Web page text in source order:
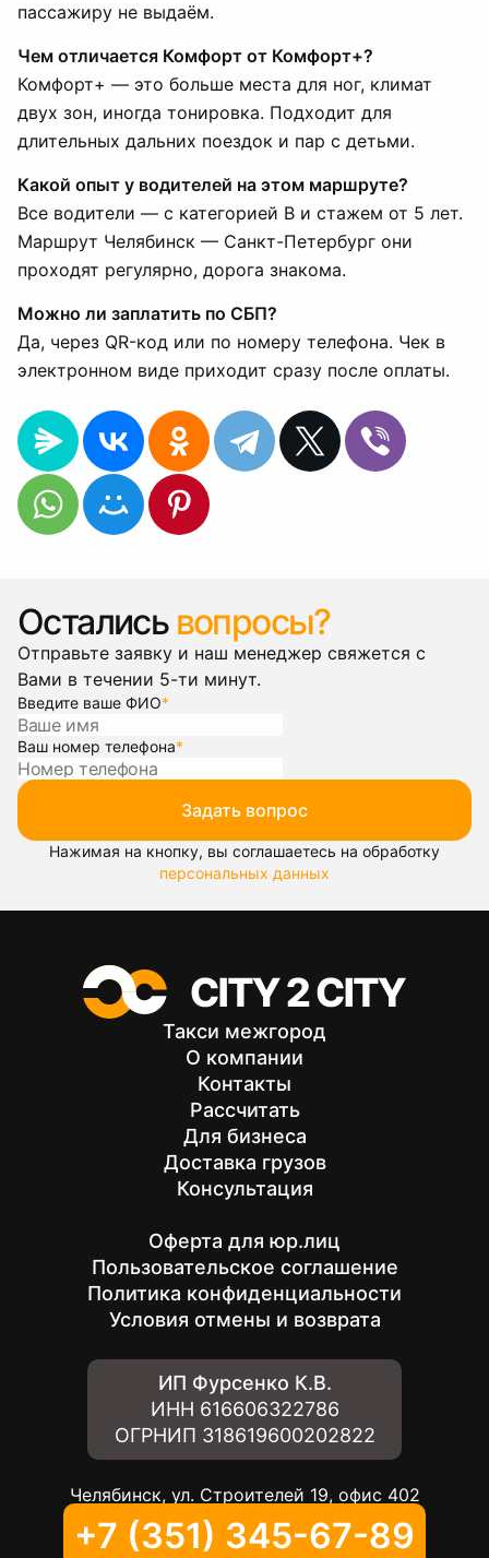
пассажиру не выдаём.
Чем отличается Комфорт от Комфорт+?
Комфорт+ — это больше места для ног, климат
двух зон, иногда тонировка. Подходит для
длительных дальних поездок и пар с детьми.
Какой опыт у водителей на этом маршруте?
Все водители — с категорией B и стажем от 5 лет.
Маршрут Челябинск — Санкт-Петербург они
проходят регулярно, дорога знакома.
Можно ли заплатить по СБП?
Да, через QR-код или по номеру телефона. Чек в
электронном виде приходит сразу после оплаты.
Остались вопросы?
Отправьте заявку и наш менеджер свяжется с
Вами в течении 5-ти минут.
Введите ваше ФИО*
Ваш номер телефона*
Задать вопрос
Нажимая на кнопку, вы соглашаетесь на обработку
персональных данных
Такси межгород
О компании
Контакты
Рассчитать
Для бизнеса
Доставка грузов
Консультация
Оферта для юр.лиц
Пользовательское соглашение
Политика конфиденциальности
Условия отмены и возврата
ИП Фурсенко К.В.
ИНН 616606322786
ОГРНИП 318619600202822
Челябинск, ул. Строителей 19, офис 402
+7 (351) 345-67-89